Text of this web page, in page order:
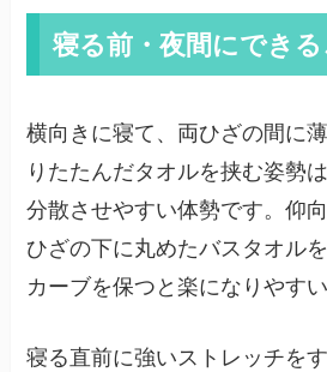
寝る前・夜間にできる
横向きに寝て、両ひざの間に
りたたんだタオルを挟む姿勢
分散させやすい体勢です。仰
ひざの下に丸めたバスタオル
カーブを保つと楽になりやすい
寝る直前に強いストレッチを